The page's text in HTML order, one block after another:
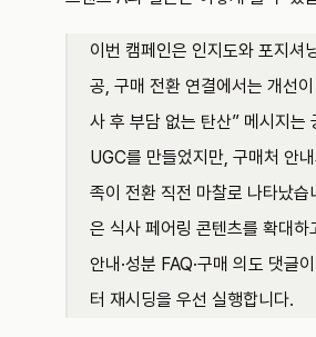
이번 캠페인은 인지도와 포지셔
공, 구매 전환 연결에서는 개선
사 후 부담 없는 탄산” 메시지는
UGC를 만들었지만, 구매처 안
족이 전환 직전 마찰로 나타났습
은 식사 페어링 콘텐츠를 확대하
안내·성분 FAQ·구매 의도 댓글
터 재시딩을 우선 실행합니다.